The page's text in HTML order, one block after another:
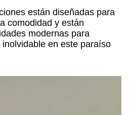
están diseñadas para
comodidad y están
modernas para
en este paraíso